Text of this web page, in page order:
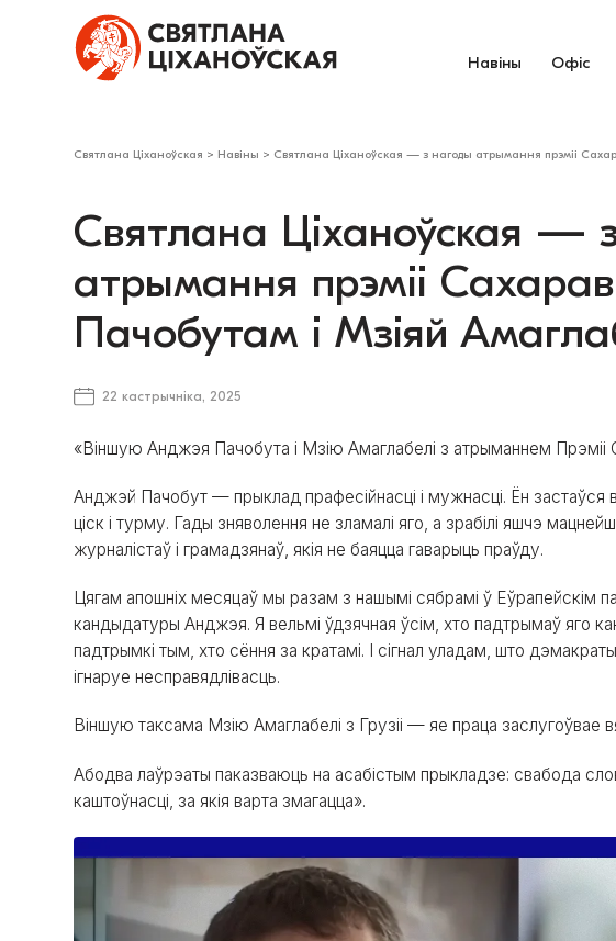
Навіны Офіс
Святлана Ціханоўская > Навіны > Святлана Ціханоўская — з нагоды атрымання прэміі
Святлана Ціханоўская —
атрымання прэміі
Пачобутам і Мзіяй
22 кастрычніка, 2025
«Віншую Анджэя Пачобута і Мзію Амаглабелі з атрыманнем Прэміі
Анджэй Пачобут — прыклад прафесійнасці і мужнасці. Ён застаўся
ціск і турму. Гады зняволення не зламалі яго, а зрабілі яшчэ
журналістаў і грамадзянаў, якія не баяцца гаварыць праўду.
Цягам апошніх месяцаў мы разам з нашымі сябрамі ў Еўрапейскім
кандыдатуры Анджэя. Я вельмі ўдзячная ўсім, хто падтрымаў яго
падтрымкі тым, хто сёння за кратамі. І сігнал уладам, што
ігнаруе несправядлівасць.
Віншую таксама Мзію Амаглабелі з Грузіі — яе праца заслугоўвае
Абодва лаўрэаты паказваюць на асабістым прыкладзе: свабода
каштоўнасці, за якія варта змагацца».